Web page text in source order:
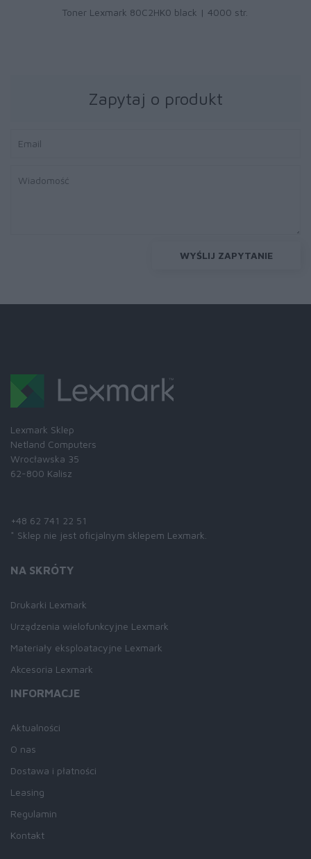
Toner Lexmark 80C2HK0 black | 4000 str.
Zapytaj o produkt
WYŚLIJ ZAPYTANIE
Lexmark Sklep
Netland Computers
Wrocławska 35
62-800 Kalisz
+48 62 741 22 51
* Sklep nie jest oficjalnym sklepem Lexmark.
NA SKRÓTY
Drukarki Lexmark
Urządzenia wielofunkcyjne Lexmark
Materiały eksploatacyjne Lexmark
Akcesoria Lexmark
INFORMACJE
Aktualności
O nas
Dostawa i płatności
Leasing
Regulamin
Kontakt